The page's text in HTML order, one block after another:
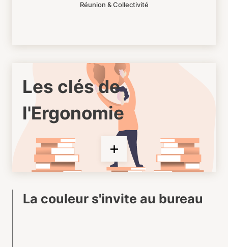
Réunion & Collectivité
Les clés de
l'Ergonomie
La couleur s'invite au bureau